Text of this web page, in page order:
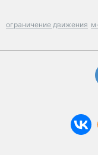
ограничение движения